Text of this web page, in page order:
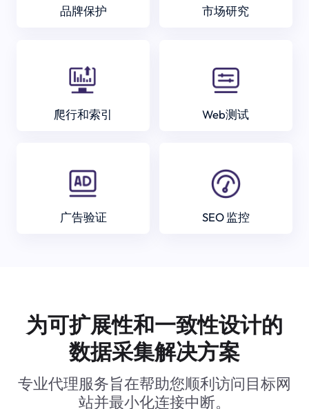
品牌保护 市场研究
爬行和索引 Web测试
广告验证 SEO 监控
为可扩展性和一致性设计的
数据采集解决方案
专业代理服务旨在帮助您顺利访问目标网
站并最小化连接中断。